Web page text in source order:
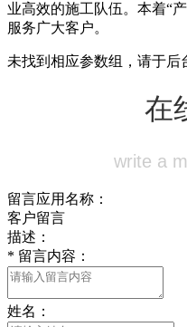
业高效的施工队伍。本着“
服务广大客户。
未找到相应参数组，请于后
在
write a
留言应用名称：
客户留言
描述：
* 留言内容：
姓名：